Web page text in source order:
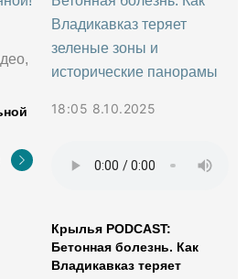
18:05 8.10.2025
Крылья PODCAST:
Бетонная болезнь. Как
Владикавказ теряет